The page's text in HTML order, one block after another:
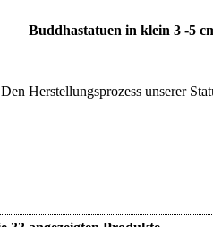
Buddhastatuen in klein 3 -5
Den Herstellungsprozess unserer